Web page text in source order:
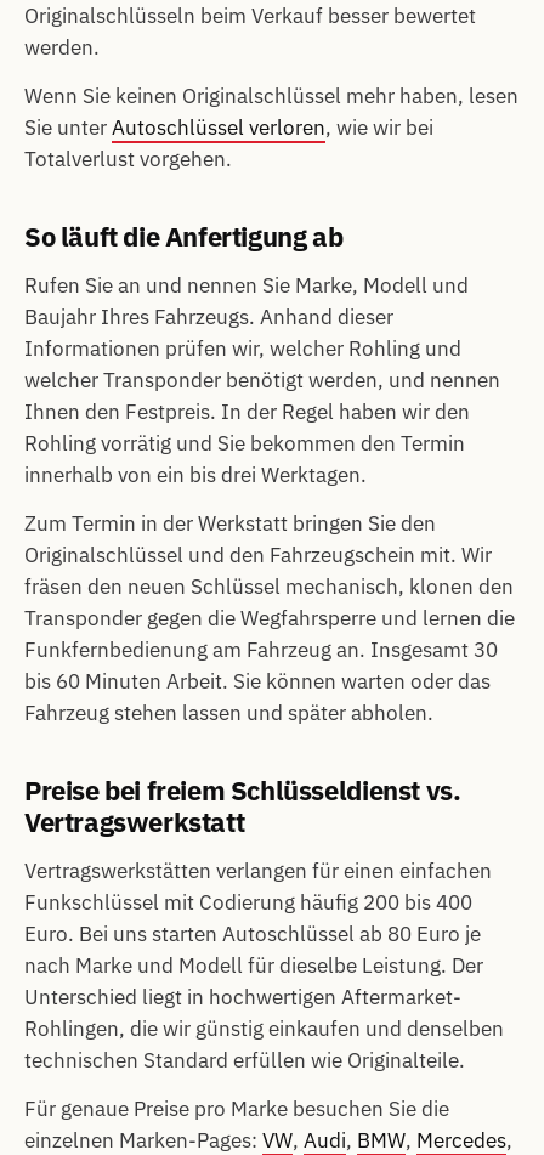
Originalschlüsseln beim Verkauf besser bewertet
werden.
Wenn Sie keinen Originalschlüssel mehr haben, lesen
Sie unterAutoschlüssel verloren, wie wir bei
Totalverlust vorgehen.
So läuft die Anfertigung ab
Rufen Sie an und nennen Sie Marke, Modell und
Baujahr Ihres Fahrzeugs. Anhand dieser
Informationen prüfen wir, welcher Rohling und
welcher Transponder benötigt werden, und nennen
Ihnen den Festpreis. In der Regel haben wir den
Rohling vorrätig und Sie bekommen den Termin
innerhalb von ein bis drei Werktagen.
Zum Termin in der Werkstatt bringen Sie den
Originalschlüssel und den Fahrzeugschein mit. Wir
fräsen den neuen Schlüssel mechanisch, klonen den
Transponder gegen die Wegfahrsperre und lernen die
Funkfernbedienung am Fahrzeug an. Insgesamt 30
bis 60 Minuten Arbeit. Sie können warten oder das
Fahrzeug stehen lassen und später abholen.
Preise bei freiem Schlüsseldienst vs.
Vertragswerkstatt
Vertragswerkstätten verlangen für einen einfachen
Funkschlüssel mit Codierung häufig 200 bis 400
Euro. Bei uns starten Autoschlüssel ab 80 Euro je
nach Marke und Modell für dieselbe Leistung. Der
Unterschied liegt in hochwertigen Aftermarket-
Rohlingen, die wir günstig einkaufen und denselben
technischen Standard erfüllen wie Originalteile.
Für genaue Preise pro Marke besuchen Sie die
einzelnen Marken-Pages: VW, Audi, BMW, Mercedes,